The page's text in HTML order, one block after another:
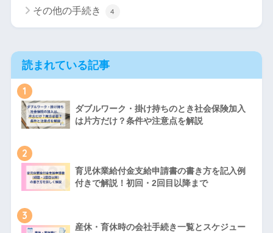
その他の手続き 4
読まれている記事
1
ダブルワーク・掛け持ちのとき社会保険加入
は片方だけ？条件や注意点を解説
2
育児休業給付金支給申請書の書き方を記入例
付きで解説！初回・2回目以降まで
3
産休・育休時の会社手続き一覧とスケジュー